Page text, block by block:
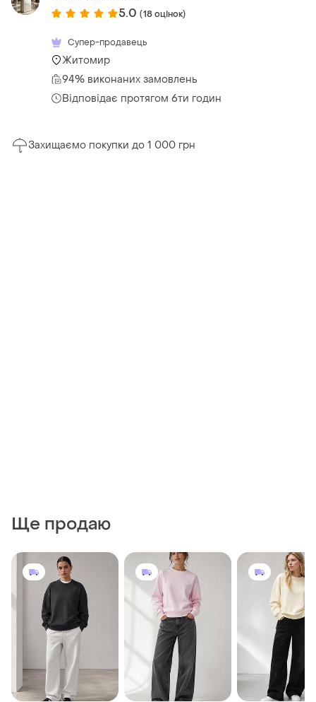
5.0 (18 оцінок)
Супер-продавець
Житомир
94% виконаних замовлень
Відповідає протягом 6ти годин
Захищаємо покупки до 1 000 грн
Ще продаю